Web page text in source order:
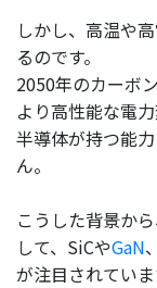
しかし、高温や
るのです。
2050年のカーボ
より高性能な電
半導体が持つ能
ん。
こうした背景か
して、SiCやGaN
が注目されていま